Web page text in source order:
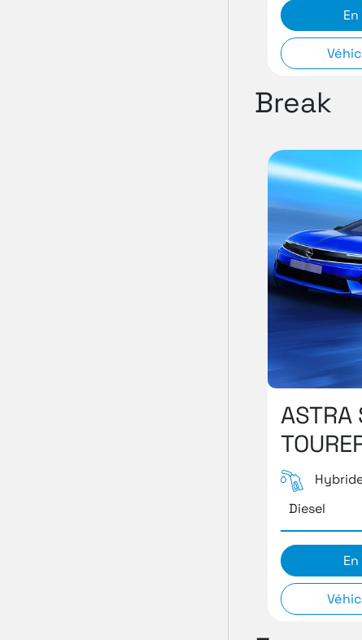
Break
ASTRA
Diesel